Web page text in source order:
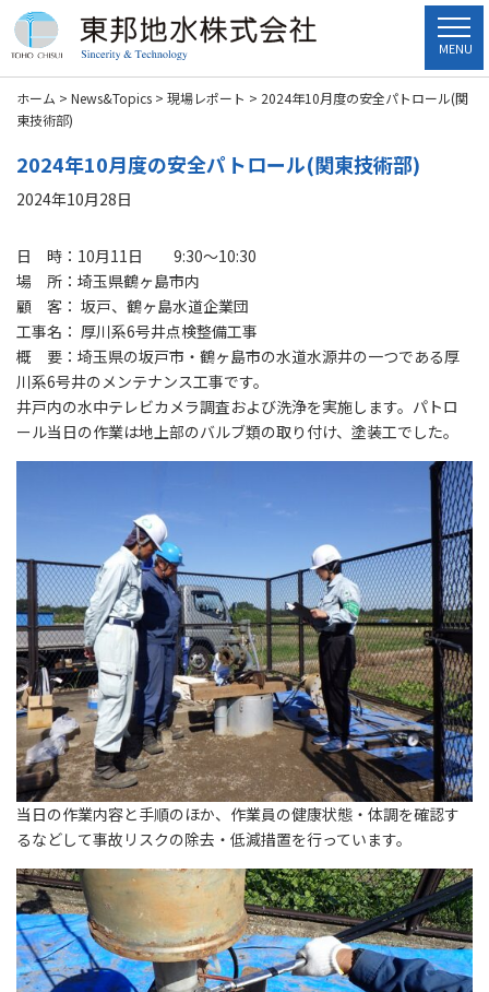
MENU
ホーム > News&Topics > 現場レポート > 2024年10月度の安全パトロール(関
東技術部)
2024年10月度の安全パトロール(関東技術部)
2024年10月28日
日 時：10月11日 9:30～10:30
場 所：埼玉県鶴ヶ島市内
顧 客： 坂戸、鶴ヶ島水道企業団
工事名： 厚川系6号井点検整備工事
概 要：埼玉県の坂戸市・鶴ヶ島市の水道水源井の一つである厚
川系6号井のメンテナンス工事です。
井戸内の水中テレビカメラ調査および洗浄を実施します。パトロ
ール当日の作業は地上部のバルブ類の取り付け、塗装工でした。
当日の作業内容と手順のほか、作業員の健康状態・体調を確認す
るなどして事故リスクの除去・低減措置を行っています。